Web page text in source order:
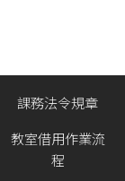
課務法令規章
教室借用作業流
程